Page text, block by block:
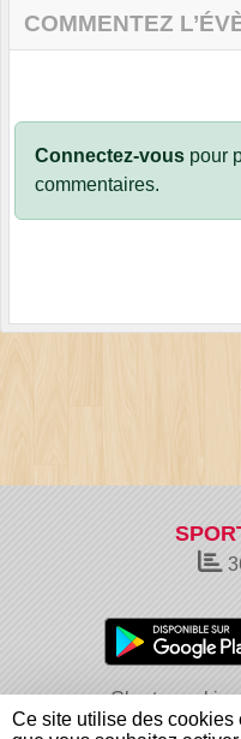
COMMENTEZ
Connectez-vous pour
commentaires.
Charte cookies
Informations légales
Ce site utilise des cookies